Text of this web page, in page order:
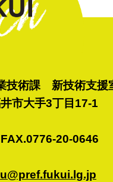
術課 新技術支援
市大手3丁目17-1
20-0646